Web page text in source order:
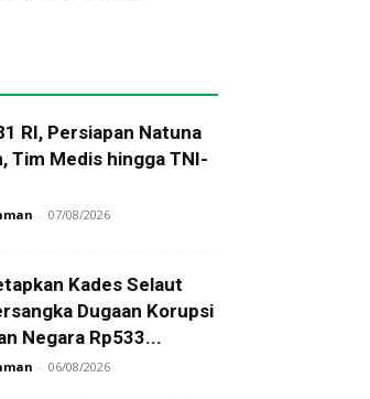
RI, Persiapan Natuna
Tim Medis hingga TNI-
- 07/08/2026
Kades Selaut
Dugaan Korupsi
Negara Rp533...
- 06/08/2026